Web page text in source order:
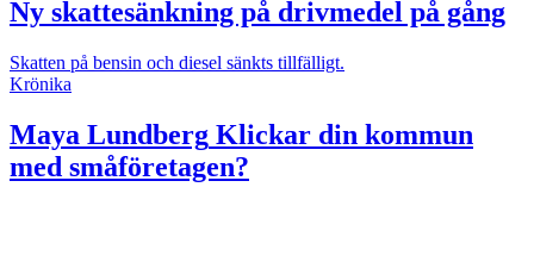
Ny skattesänkning på drivmedel på gång
Skatten på bensin och diesel sänkts tillfälligt.
Krönika
Maya Lundberg Klickar din kommun
med småföretagen?